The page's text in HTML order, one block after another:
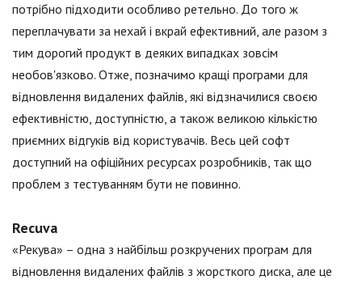
потрібно підходити особливо ретельно. До того ж
переплачувати за нехай і вкрай ефективний, але разом з
тим дорогий продукт в деяких випадках зовсім
необов'язково. Отже, позначимо кращі програми для
відновлення видалених файлів, які відзначилися своєю
ефективністю, доступністю, а також великою кількістю
приємних відгуків від користувачів. Весь цей софт
доступний на офіційних ресурсах розробників, так що
проблем з тестуванням бути не повинно.
Recuva
«Рекува» – одна з найбільш розкручених програм для
відновлення видалених файлів з жорсткого диска, але це